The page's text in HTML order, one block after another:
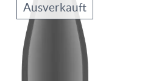
Ausverkauft